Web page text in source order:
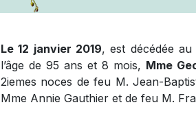
Le 12 janvier 2019, est décédée
l’âge de 95 ans et 8 mois, Mme
2iemes noces de feu M. Jean-
Mme Annie Gauthier et de feu M.